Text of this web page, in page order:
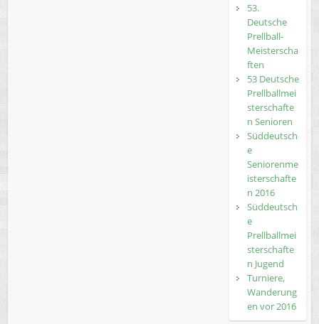
53.
Deutsche
Prellball-
Meisterscha
ften
53 Deutsche
Prellballmei
sterschafte
n Senioren
Süddeutsch
e
Seniorenme
isterschafte
n 2016
Süddeutsch
e
Prellballmei
sterschafte
n Jugend
Turniere,
Wanderung
en vor 2016